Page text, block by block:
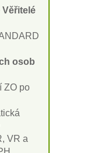
Věřitelé
osob
ZO po
VR a